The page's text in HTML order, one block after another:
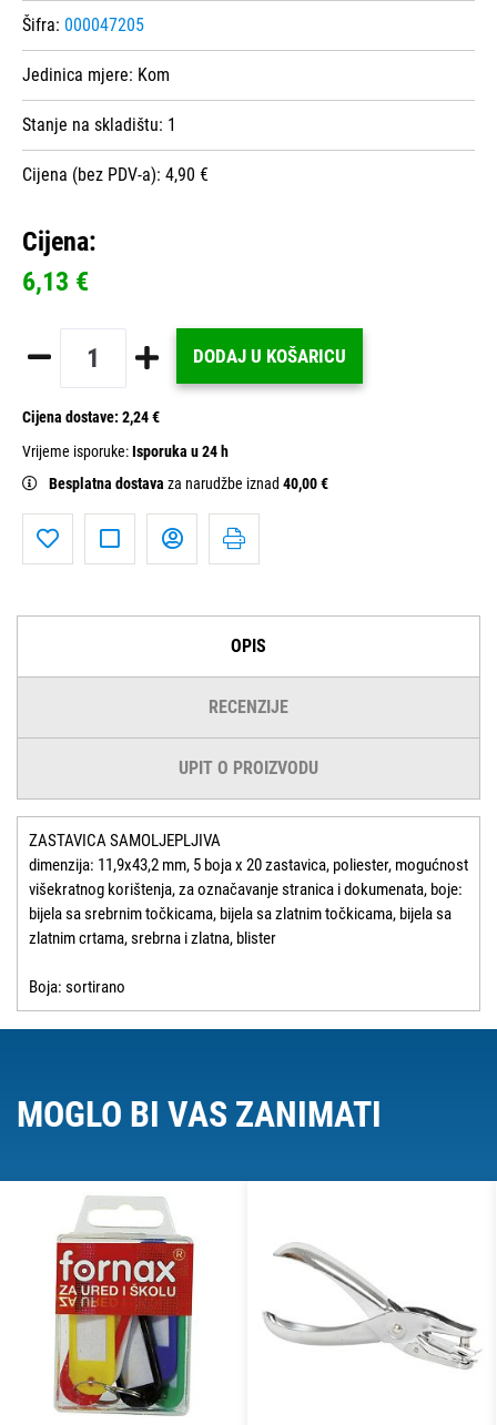
Šifra: 000047205
Jedinica mjere: Kom
Stanje na skladištu: 1
Cijena (bez PDV-a): 4,90 €
Cijena:
6,13 €
DODAJ U KOŠARICU
Cijena dostave: 2,24 €
Vrijeme isporuke:Isporuka u 24 h
Besplatna dostava za narudžbe iznad 40,00 €
OPIS
RECENZIJE
UPIT O PROIZVODU
ZASTAVICA SAMOLJEPLJIVA
dimenzija: 11,9x43,2 mm, 5 boja x 20 zastavica, poliester, mogućnost
višekratnog korištenja, za označavanje stranica i dokumenata, boje:
bijela sa srebrnim točkicama, bijela sa zlatnim točkicama, bijela sa
zlatnim crtama, srebrna i zlatna, blister
Boja: sortirano
MOGLO BI VAS ZANIMATI